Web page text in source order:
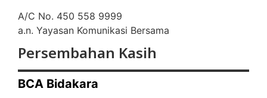
A/C No. 450 558 9999
a.n. Yayasan Komunikasi Bersama
Persembahan Kasih
BCA Bidakara